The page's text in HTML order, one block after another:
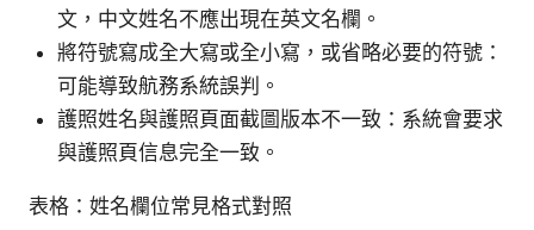
文，中文姓名不應出現在英文名欄。
將符號寫成全大寫或全小寫，或省略必要的符號：
可能導致航務系統誤判。
護照姓名與護照頁面截圖版本不一致：系統會要求
與護照頁信息完全一致。
表格：姓名欄位常見格式對照